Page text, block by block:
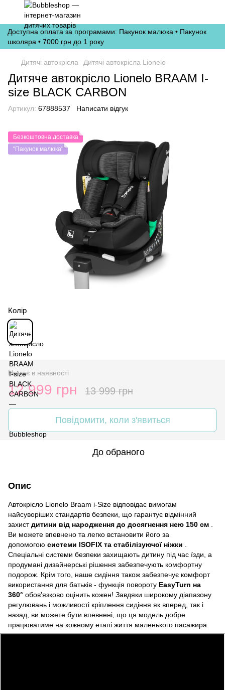
Доступна оплата за програмами: Пакунок малюка • Пакунок
школяра • 7000 грн до 1 року
Дитячі автокрісла Дитячі автокрісла Lionelo
Дитяче автокрісло Lionelo BRAAM I-
size BLACK CARBON
Артикул: 67888537 Написати відгук
Безкоштовна доставка
"Пакунок малюка"
Колір
Немає в наявності
12 999 грн 13 999 грн
Повідомити, коли з'явиться
До обраного
Опис
Автокрісло Lionelo Braam i-Size відповідає вимогам
найсуворіших стандартів безпеки, що гарантує відмінний
захистдитини від народження до досягнення нею 150 см
Ви можете впевнено та легко встановити його за
допомогою системи ISOFIX та стабілізуючої ніжки
Спеціальні системи безпеки захищають дитину під час їзди, а
продумані дизайнерські рішення забезпечують комфортну
подорож. Крім того, наше сидіння також забезпечує комфорт
використання для батьків - функція повороту EasyTurn на
360° обов'язково оцінить кожен! Завдяки широкому діапазону
регулювань і можливості кріплення сидіння як вперед, так і
назад, ви можете бути впевнені, що ця модель добре
працюватиме на кожному етапі життя маленького пасажира.